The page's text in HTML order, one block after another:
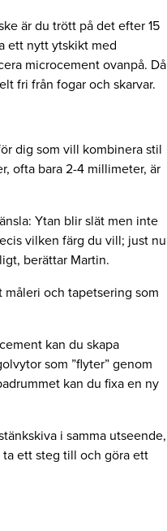
är du trött på det efter 15
ett nytt ytskikt med
microcement ovanpå. Då
fri från fogar och skarvar.
dig som vill kombinera stil
ofta bara 2-4 millimeter, är
Ytan blir slät men inte
vilken färg du vill; just nu
berättar Martin.
och tapetsering som
kan du skapa
som ”flyter” genom
kan du fixa en ny
i samma utseende,
ett steg till och göra ett